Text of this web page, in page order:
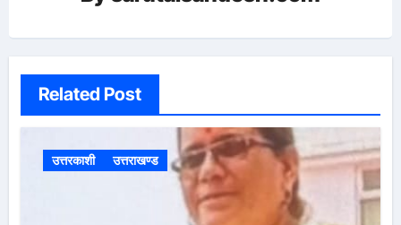
Related Post
उत्तरकाशी उत्तराखण्ड